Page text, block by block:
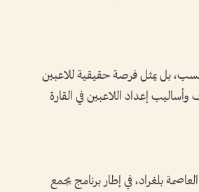
بل يمثل فرصة حقيقية للاعبين
وأساليب إعداد اللاعبين في القارة
بلغراد، في إطار برنامج يجمع